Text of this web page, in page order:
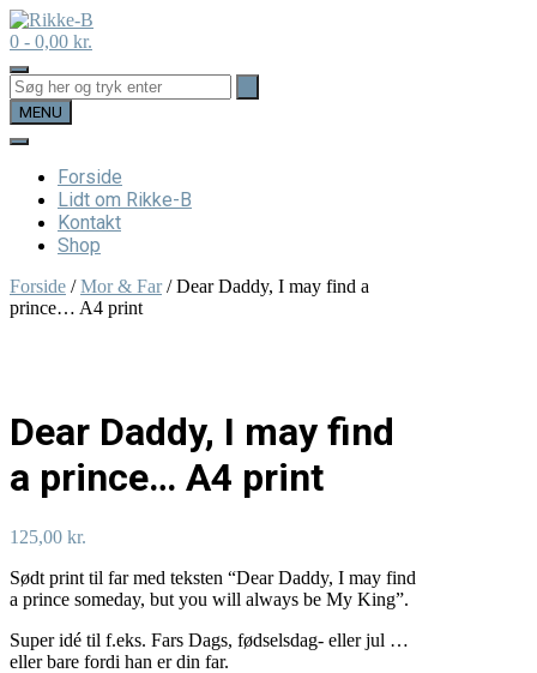
Skip
to
content
0 - 0,00 kr.
MENU
Forside
Lidt om Rikke-B
Kontakt
Shop
Forside /Mor & Far/ Dear Daddy, I may find a
prince… A4 print
Dear Daddy, I may find
a prince… A4 print
125,00 kr.
Sødt print til far med teksten “Dear Daddy, I may find
a prince someday, but you will always be My King”.
Super idé til f.eks. Fars Dags, fødselsdag- eller jul …
eller bare fordi han er din far.